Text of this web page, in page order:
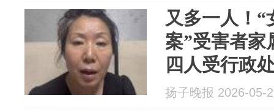
又多一人！“
案”受害者家
四人受行政
扬子晚报 2026-05-